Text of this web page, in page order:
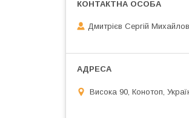
Дмитрієв Сергій
Висока 90, Конотоп,